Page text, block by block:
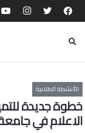
الأنشطة الطلابية
خطوة جديدة
الاعلام في